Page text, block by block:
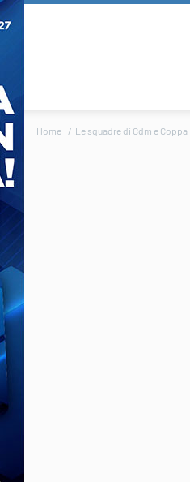
Home Le squadre di Cdm e